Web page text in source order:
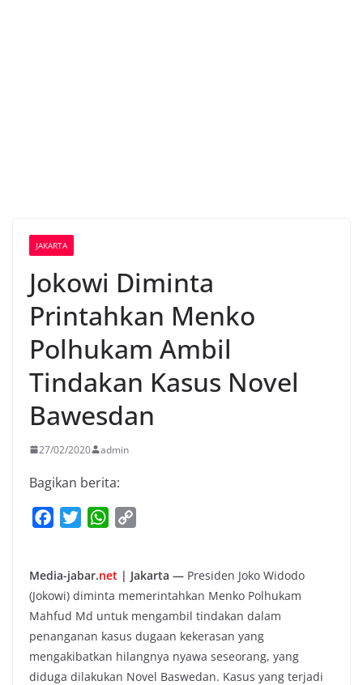
JAKARTA
Jokowi Diminta
Printahkan Menko
Polhukam Ambil
Tindakan Kasus Novel
Bawesdan
27/02/2020 admin
Bagikan berita:
e
b
o
o
k
t
t
e
r
W
t
s
A
p
p
y
L
i
n
k
Media-jabar.net | Jakarta — Presiden Joko Widodo
(Jokowi) diminta memerintahkan Menko Polhukam
Mahfud Md untuk mengambil tindakan dalam
penanganan kasus dugaan kekerasan yang
mengakibatkan hilangnya nyawa seseorang, yang
diduga dilakukan Novel Baswedan. Kasus yang terjadi